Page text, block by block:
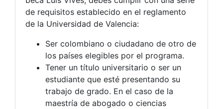
de requisitos establecido en el reglamento
de la Universidad de Valencia:
Ser colombiano o ciudadano de otro de
los países elegibles por el programa.
Tener un título universitario o ser un
estudiante que esté presentando su
trabajo de grado. En el caso de la
maestría de abogado o ciencias